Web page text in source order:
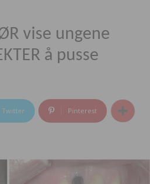
vise ungene
å pusse
Twitter Pinterest